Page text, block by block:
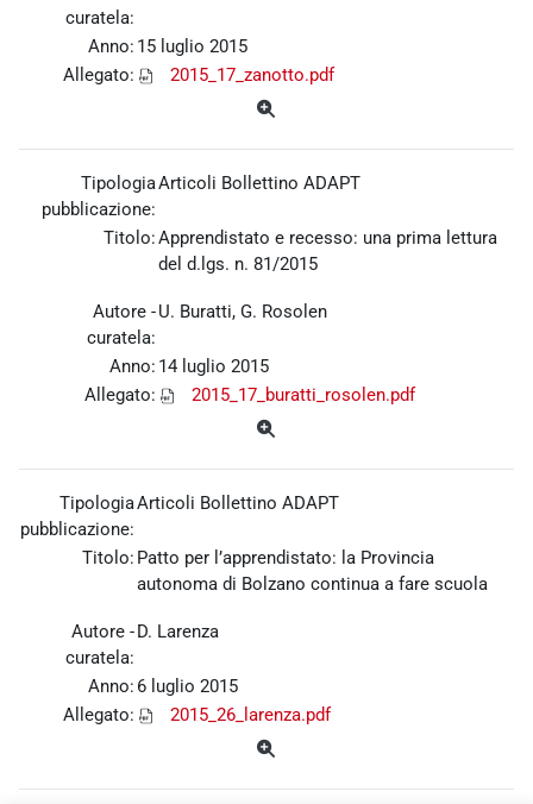
curatela:
Anno: 15 luglio 2015
Allegato:
2015_17_zanotto.pdf
Tipologia
pubblicazione:
Articoli Bollettino ADAPT
Titolo:Apprendistato e recesso: una prima lettura
del d.lgs. n. 81/2015
Autore -
curatela:
U. Buratti, G. Rosolen
Anno: 14 luglio 2015
Allegato:
2015_17_buratti_rosolen.pdf
Tipologia
pubblicazione:
Articoli Bollettino ADAPT
Titolo: Patto per l’apprendistato: la Provincia
autonoma di Bolzano continua a fare scuola
Autore -
curatela:
D. Larenza
Anno: 6 luglio 2015
Allegato:
2015_26_larenza.pdf